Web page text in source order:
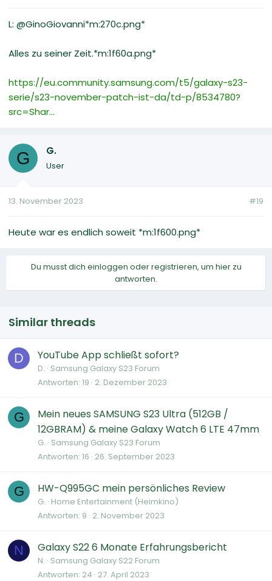
L: @GinoGiovanni*m:270c.png*
Alles zu seiner Zeit.*m:1f60a.png*
https://eu.community.samsung.com/t5/galaxy-s23-
serie/s23-november-patch-ist-da/td-p/8534780?
src=Shar...
G G.
User
13. November 2023 #19
Heute war es endlich soweit *m:1f600.png*
Du musst dich einloggen oder registrieren, um hier zu
antworten.
Similar threads
D YouTube App schließt sofort?
D. Samsung Galaxy S23 Forum
Antworten 19 2. Dezember 2023
G
Mein neues SAMSUNG S23 Ultra (512GB /
12GBRAM) & meine Galaxy Watch 6 LTE 47mm
G. Samsung Galaxy S23 Forum
Antworten 16 26. September 2023
G HW-Q995GC mein persönliches Review
G. Home Entertainment (Heimkino)
Antworten 9 2. November 2023
N Galaxy S22 6 Monate Erfahrungsbericht
N. Samsung Galaxy S22 Forum
Antworten 24 27. April 2023